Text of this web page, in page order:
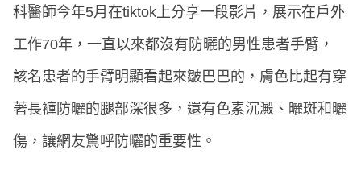
科醫師今年5月在tiktok上分享一段影片，展示在戶外
工作70年，一直以來都沒有防曬的男性患者手臂，
該名患者的手臂明顯看起來皺巴巴的，膚色比起有穿
著長褲防曬的腿部深很多，還有色素沉澱、曬斑和曬
傷，讓網友驚呼防曬的重要性。